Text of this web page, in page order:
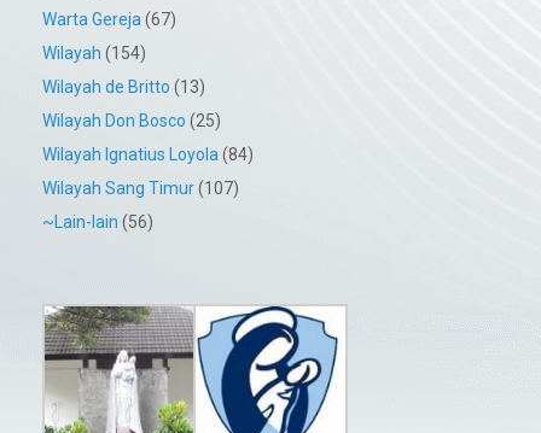
Warta Gereja(67)
Wilayah (154)
Wilayah de Britto (13)
Wilayah Don Bosco (25)
Wilayah Ignatius Loyola(84)
Wilayah Sang Timur(107)
~Lain-lain (56)